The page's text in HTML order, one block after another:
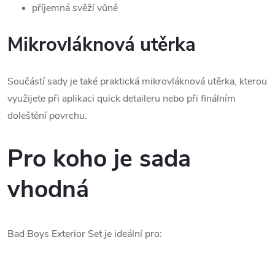
příjemná svěží vůně
Mikrovláknová utěrka
Součástí sady je také praktická mikrovláknová utěrka, kterou
využijete při aplikaci quick detaileru nebo při finálním
doleštění povrchu.
Pro koho je sada
vhodná
Bad Boys Exterior Set je ideální pro: